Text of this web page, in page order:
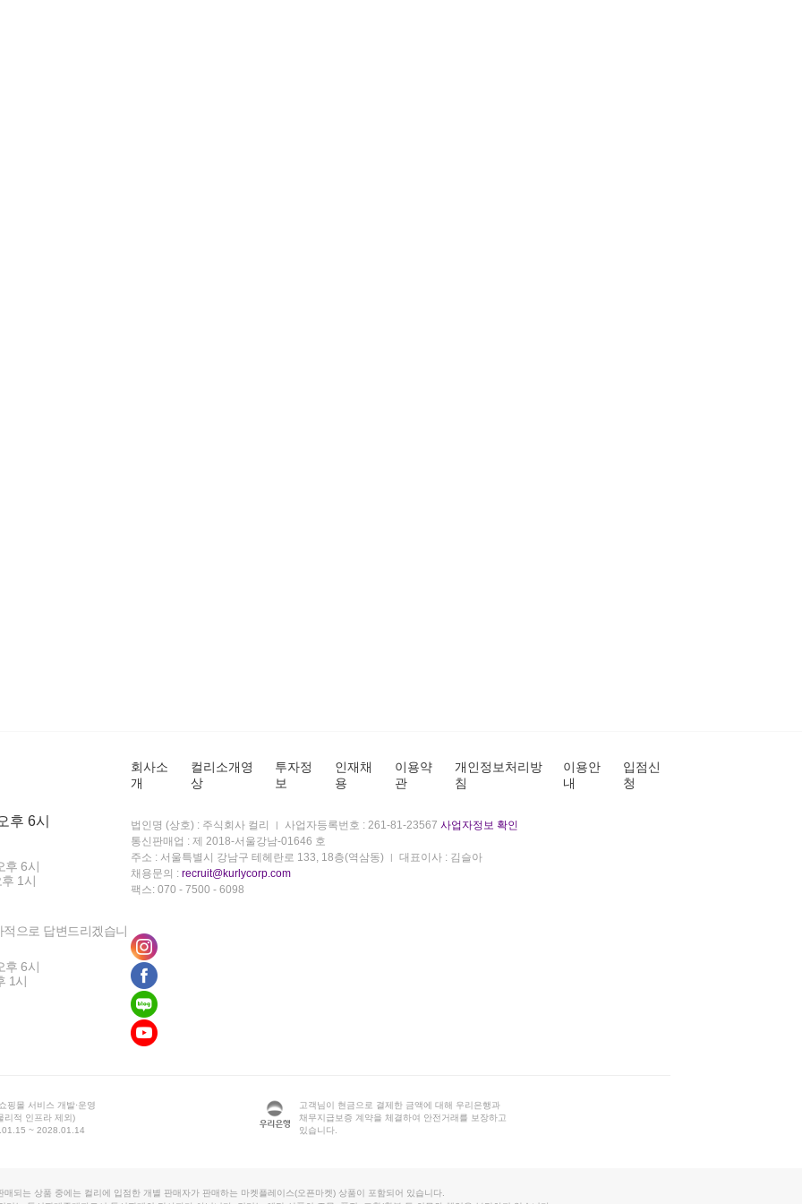
후 6시
후 6시
1시
으로 답변드리겠습니
후 6시
1시
회사소
개
컬리소개영
상
투자정
보
인재채
용
이용약
관
개인정보처리방
침
이용안
내
입점신
청
법인명 (상호) : 주식회사 컬리 사업자등록번호 : 261-81-23567 사업자정보 확인
통신판매업 : 제 2018-서울강남-01646 호
주소 : 서울특별시 강남구 테헤란로 133, 18층(역삼동)
대표이사 : 김슬아
채용문의 : recruit@kurlycorp.com
팩스: 070 - 7500 - 6098
핑몰 서비스 개발·운영
리적 인프라 제외)
~ 2028.01.14
고객님이 현금으로 결제한 금액에 대해 우리은행과
채무지급보증 계약을 체결하여 안전거래를 보장하고
있습니다.
매되는 상품 중에는 컬리에 입점한 개별 판매자가 판매하는 마켓플레이스(오픈마켓) 상품이 포함되어 있습니다.